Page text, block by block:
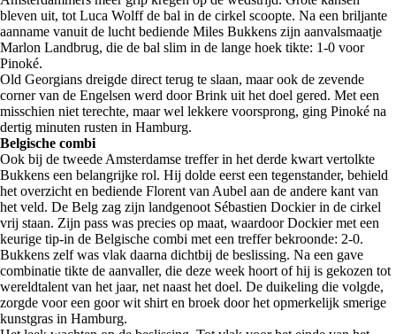
bleven uit, tot Luca Wolff de bal in de cirkel scoopte. Na een briljante
aanname vanuit de lucht bediende Miles Bukkens zijn aanvalsmaatje
Marlon Landbrug, die de bal slim in de lange hoek tikte: 1-0 voor
Pinoké.
Old Georgians dreigde direct terug te slaan, maar ook de zevende
corner van de Engelsen werd door Brink uit het doel gered. Met een
misschien niet terechte, maar wel lekkere voorsprong, ging Pinoké na
dertig minuten rusten in Hamburg.
Belgische combi
Ook bij de tweede Amsterdamse treffer in het derde kwart vertolkte
Bukkens een belangrijke rol. Hij dolde eerst een tegenstander, behield
het overzicht en bediende Florent van Aubel aan de andere kant van
het veld. De Belg zag zijn landgenoot Sébastien Dockier in de cirkel
vrij staan. Zijn pass was precies op maat, waardoor Dockier met een
keurige tip-in de Belgische combi met een treffer bekroonde: 2-0.
Bukkens zelf was vlak daarna dichtbij de beslissing. Na een gave
combinatie tikte de aanvaller, die deze week hoort of hij is gekozen tot
wereldtalent van het jaar, net naast het doel. De duikeling die volgde,
zorgde voor een goor wit shirt en broek door het opmerkelijk smerige
kunstgras in Hamburg.